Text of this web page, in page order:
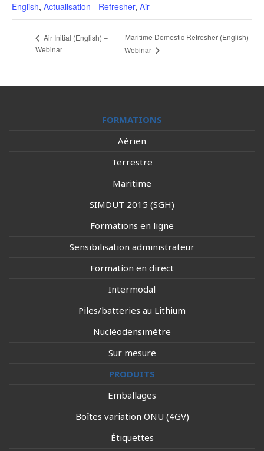
English, Actualisation - Refresher, Air
Air Initial (English) –
Webinar
Maritime Domestic Refresher (English)
– Webinar
FORMATIONS
Aérien
Terrestre
Maritime
SIMDUT 2015 (SGH)
Formations en ligne
Sensibilisation administrateur
Formation en direct
Intermodal
Piles/batteries au Lithium
Nucléodensimètre
Sur mesure
PRODUITS
Emballages
Boîtes variation ONU (4GV)
Étiquettes